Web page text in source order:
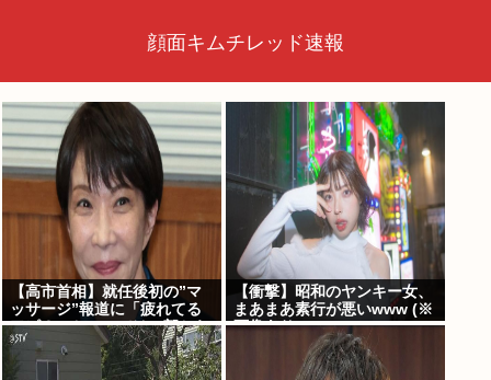
顔面キムチレッド速報
【高市首相】就任後初の”マ
ッサージ”報道に「疲れてる
アピ？」とSNSでは一部から
冷ややかな声…被災地視
察”PV動画”から続く不信
【衝撃】昭和のヤンキー女、
まあまあ素行が悪いwww (※
画像あり)